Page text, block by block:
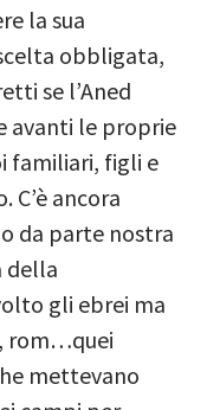
la sua
obbligata,
se l’Aned
avanti le proprie
familiari, figli e
ancora
da parte nostra
della
gli ebrei ma
rom…quei
mettevano